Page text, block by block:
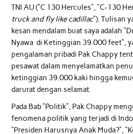
TNI AU (“C 130 Hercules”, “C-130
truck and fly like cadillac“). Tulisan
kesan mendalam buat saya adalah
Nyawa di Ketinggian 39.000 feet”,
pengalaman pribadi Pak Chappy
pesawat dalam menyelamatkan
ketinggian 39.000 kaki hingga
darurat dengan selamat.
Pada Bab “Politik”, Pak Chappy
fenomena politik yang terjadi di
“Presiden Harusnya Anak Muda?”,